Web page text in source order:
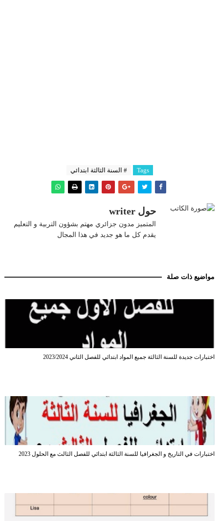
Tags # السنة الثالثة ابتدائي
حول writer
المتميز مدون جزائري مهتم بشؤون التربية و التعليم
يقدم كل ما هو جديد في هذا المجال
مواضيع ذات صلة
اختبارات جديدة للسنة الثالثة جميع المواد ابتدائي للفصل الثاني 2023/2024
اختبارات في التاريخ و الجغرافيا للسنة الثالثة ابتدائي للفصل الثالث مع الحلول 2023